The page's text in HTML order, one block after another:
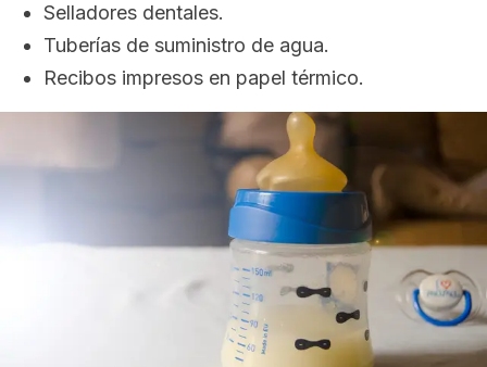
Selladores dentales.
Tuberías de suministro de agua.
Recibos impresos en papel térmico.